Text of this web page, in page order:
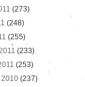
(273)
(248)
(255)
(233)
(253)
2010 (237)